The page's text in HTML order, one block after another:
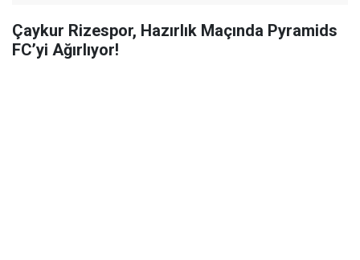
Çaykur Rizespor, Hazırlık Maçında Pyramids
FC’yi Ağırlıyor!